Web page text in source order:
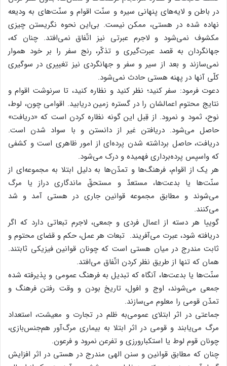
در باطن و لایه‌های پنهانی سیره و سنّت اقوام و سنّت‌های به ودیعه
نهاده شده در هستی، ممکن نیست. بی‌این ‌نحوه نگریستن چیزی
مکشوف نمی‌شود و لاجرم عبرتی نیز اتّفاق نمی‌افتد. چنان که،
جهانگردان به قصد عبرت‌گیری و تذکّر، رنج سفر را بر خود هموار
نمی‌سازند و بعد از سیر و سفر و جهانگردی نیز تغییری در سوگیری
کلّی آنها در پهنه هستی حادث نمی‌شود.
دعوت فرمود: سفر کنید؛ نظر کنید و نظاره کنید، تا سرنوشت اقوام و
نتایج محتوم اعمالشان را در گستره زمین دریابید. اقوامی چون، لوط،
نوح، ثمود و نمرود. از قِبل این گونه نظاره کردن است که «دریافت»
حاصل می‌شود. دریافتن غیر از دانستن و با سواد شدن است.
دریافت، حاصل برداشته شدن پرده‌ای از امور ظاهری است و کشفی
که واسپس پرده‌برداری فهمیده و درک می‌شود.
هر یک از اقوام، فرهنگ‌ها و تمدّن‌ها به دلیل ابتلا به مجموعه‌ای از
سنّت‌ها یا بدعت‌ها، مستعدّ و مستحقّ ماندگاری دراز یا مرگ
می‌شوند و مطابق مجموعه قوانین جاری در هستی آمد و شد
می‌کنند.
گوییا هر دسته از اعمال فردی و جمعی، لاجرم تبعاتی دارد که اگر
دریافته شود، عبرت می‌آفریند. تبعات هر عمل، حکم و قضای محتوم و
ثابت مندرج در میان هستی است که چونان قوانین فیزیکی ثابتند.
همان که تنها از طریق نظر کردن اتّفاق می‌افتد.
سنّت‌ها یا بدعت‌ها، آنگاه که تبدیل به فرهنگ عمومی و پذیرفته شده
جمعی می‌شوند، اوج و افول، تاریخ بودن و وقت رفتن فرهنگ و
تمدّن قومی را معلوم می‌سازند.
جماعتی در اثر ابتلای عمومی‌به ظلم در تجارت و معیشت، استعداد
مرگ می‌یابند و قومی در اثر ابتلا به بیماری مرگ‌آور هم‌جنس‌بازی،
چونان قوم لوط یا استکبارورزی و تفرعن نمرود و فرعون.
چنان که مطابق قوانین و سنن الهی مندرج در هستی در اثر افزایش